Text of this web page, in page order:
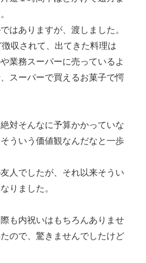
はありますが、渡しました。
収されて、出てきた料理は
業務スーパーに売っているよ
スーパーで買えるお菓子で愕
対そんなに予算かかっていな
ういう価値観なんだなと一歩
人でしたが、それ以来そうい
りました。
も内祝いはもちろんありませ
ので、驚きませんでしたけど